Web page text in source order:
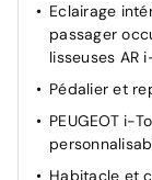
PEUGEOT i-
et flottant 21''
Lève-vitres
Volant
Boîte de
Eclairage
passager
lisseuses AR
Pédalier et
PEUGEOT i-
Habitacle et